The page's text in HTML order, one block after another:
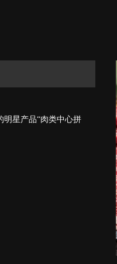
明星产品“肉类中心拼